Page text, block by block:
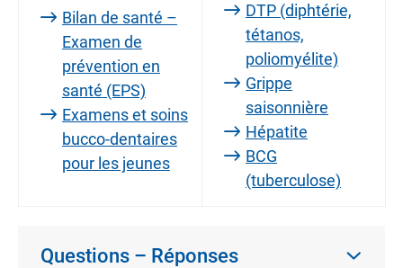
Bilan de santé –
Examen de
prévention en
santé (EPS)
Examens et soins
bucco-dentaires
pour les jeunes
DTP (diphtérie,
tétanos,
poliomyélite)
Grippe
saisonnière
Hépatite
BCG
(tuberculose)
Questions – Réponses